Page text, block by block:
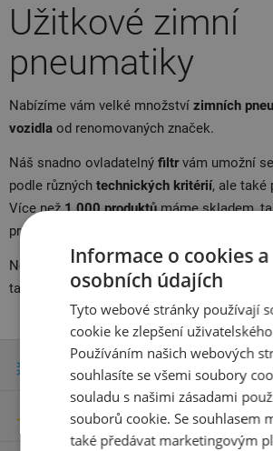
Užitkové zimní
pneumatiky
Nabízíme vám velké množství zimních
vozidla od renomovaných značek.
Náš snadno ovladatelný filtrvám umožní
podle různých technických kritérií, ale také
Více než1 000 produktůmáme skladem,
pravděpodobné, že vám vaše pneu dodáme
Nezapomeňte navštívit naši nabídku
takové
sněhové řetězydělají na ledovce
Zimní pneumatiky
Letní pneumatiky
Informace o cookies a
osobních údajích
Tyto webové stránky používají
cookie ke zlepšení
Používáním našich webových
souhlasíte se všemi soubory
souladu s našimi zásadami
souborů cookie. Se souhlasem
také předávat marketingovým